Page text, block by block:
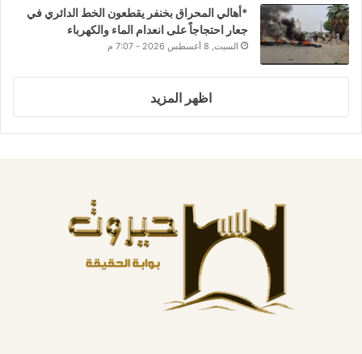
*أهالي المحراق بخنفر يقطعون الخط الدائري في
جعار احتجاجاً على انعدام الماء والكهرباء
السبت, 8 أغسطس 2026 - 7:07 م
اظهر المزيد